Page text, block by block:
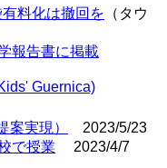
料化は撤回を （タウ
報告書に掲載
Guernica)
案実現）
2023/5/23
で授業 2023/4/7